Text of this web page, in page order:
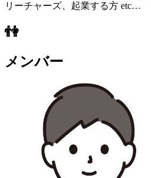
リーチャーズ、起業する方 etc…
👫
メンバー